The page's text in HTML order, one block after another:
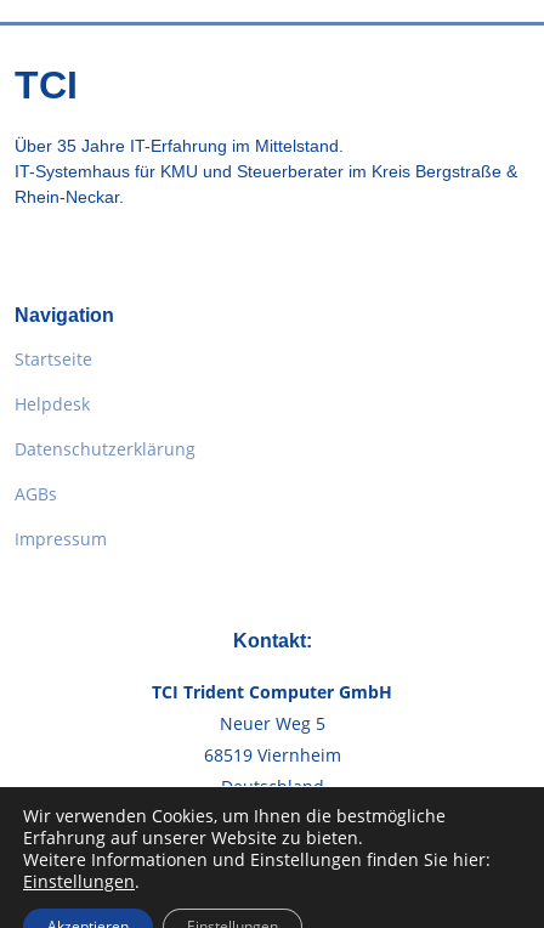
TCI
Über 35 Jahre IT-Erfahrung im Mittelstand.
IT-Systemhaus für KMU und Steuerberater im Kreis Bergstraße &
Rhein-Neckar.
Navigation
Startseite
Helpdesk
Datenschutzerklärung
AGBs
Impressum
Kontakt:
TCI Trident Computer GmbH
Neuer Weg 5
68519 Viernheim
Deutschland
Telefon:+49 6204 966240
Wir verwenden Cookies, um Ihnen die bestmögliche
Erfahrung auf unserer Website zu bieten.
Weitere Informationen und Einstellungen finden Sie hier:
Einstellungen.